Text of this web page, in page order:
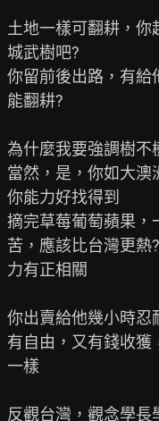
土地一樣可翻耕，你
城武樹吧?
你留前後出路，有給
能翻耕?
為什麼我要強調樹不
當然，是，你如大澳
你能力好找得到
摘完草莓葡萄蘋果，
苦，應該比台灣更熱
力有正相關
你出賣給他幾小時忍
有自由，又有錢收獲
一樣
反觀台灣，觀念學長